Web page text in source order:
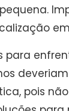
para
pois